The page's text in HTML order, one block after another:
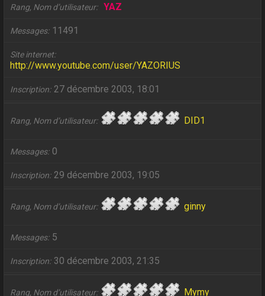
Rang, Nom d’utilisateur YAZ
Messages 11491
Site internet
http://www.youtube.com/user/YAZORIUS
Inscription 27 décembre 2003, 18:01
Rang, Nom d’utilisateur DID1
Messages 0
Inscription 29 décembre 2003, 19:05
Rang, Nom d’utilisateur ginny
Messages 5
Inscription 30 décembre 2003, 21:35
Rang, Nom d’utilisateur Mymy